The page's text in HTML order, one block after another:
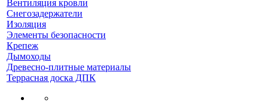
Вентиляция кровли
Снегозадержатели
Изоляция
Элементы безопасности
Крепеж
Дымоходы
Древесно-плитные материалы
Террасная доска ДПК